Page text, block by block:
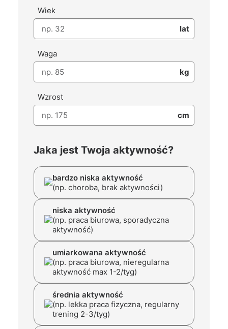
Wiek
lat
Waga
kg
Wzrost
cm
Jaka jest Twoja aktywność?
bardzo niska aktywność
(np. choroba, brak aktywności)
niska aktywność
(np. praca biurowa, sporadyczna
aktywność)
umiarkowana aktywność
(np. praca biurowa, nieregularna
aktywność max 1-2/tyg)
średnia aktywność
(np. lekka praca fizyczna, regularny
trening 2-3/tyg)